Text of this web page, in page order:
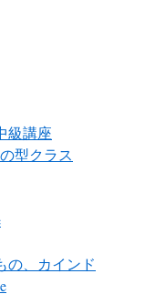
級講座
型クラス
の、カインド